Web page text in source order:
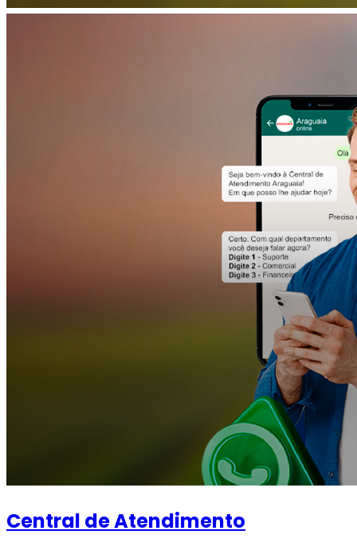
Central de Atendimento